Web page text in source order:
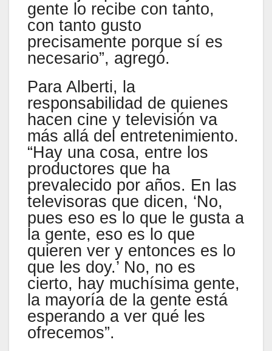
gente lo recibe con tanto,
con tanto gusto
precisamente porque sí es
necesario”, agregó.
Para Alberti, la
responsabilidad de quienes
hacen cine y televisión va
más allá del entretenimiento.
“Hay una cosa, entre los
productores que ha
prevalecido por años. En las
televisoras que dicen, ‘No,
pues eso es lo que le gusta a
la gente, eso es lo que
quieren ver y entonces es lo
que les doy.’ No, no es
cierto, hay muchísima gente,
la mayoría de la gente está
esperando a ver qué les
ofrecemos”.